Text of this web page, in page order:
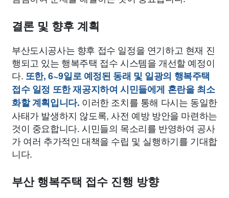
결론 및 향후 계획
부산도시공사는 향후 접수 일정을 연기하고 현재 진
행되고 있는 행복주택 접수 시스템을 개선할 예정이
다. 또한, 6~9일로 예정된 동래 및 일광의 행복주택
접수 일정 또한 재공지하여 시민들에게 혼란을 최소
화할 계획입니다. 이러한 조치를 통해 다시는 동일한
사태가 발생하지 않도록, 사전 예방 방안을 마련하는
것이 중요합니다. 시민들의 목소리를 반영하여 공사
가 여러 추가적인 대책을 수립 및 실행하기를 기대합
니다.
부산 행복주택 접수 진행 방향